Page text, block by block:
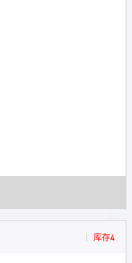
库存4